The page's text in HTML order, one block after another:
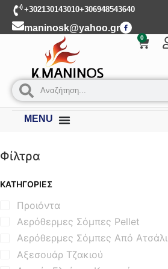
+302130143010+306948543640
maninosk@yahoo.gr
0
MENU
Φίλτρα
ΚΑΤΗΓΟΡΊΕΣ
Προιόντα
Αερόθερμες Σόμπες Pellet
Αερόθερμες Σόμπες Από Ατσάλι
Αξεσουάρ Τζακιού